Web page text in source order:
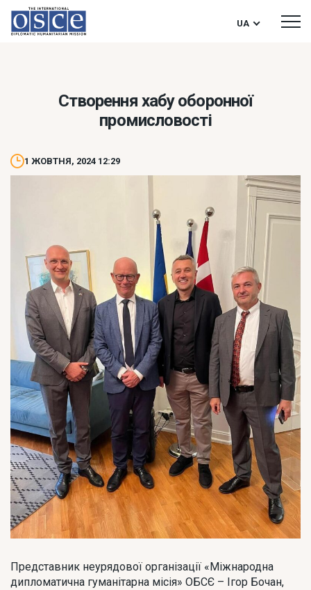
UA
Створення хабу оборонної
промисловості
1 ЖОВТНЯ, 2024 12:29
Представник неурядової організації «Міжнародна
дипломатична гуманітарна місія» ОБСЄ – Ігор Бочан,